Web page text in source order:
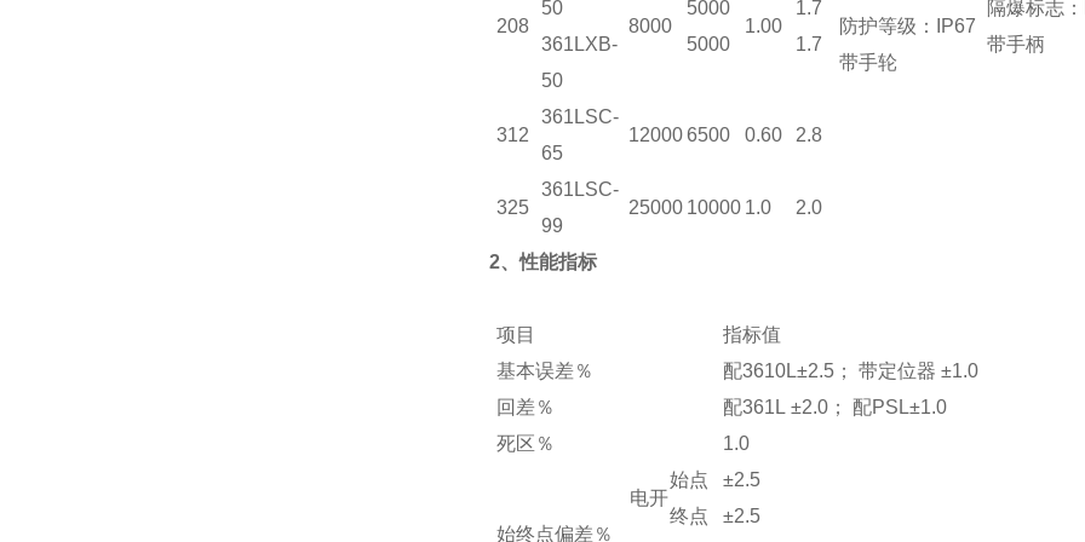
防护等级：IP67
带手轮
隔爆标志
带手柄
208
50
361LXB-
50
8000
5000
5000
1.00
1.7
1.7
312
361LSC-
65
120006500 0.60 2.8
325
361LSC-
99
25000 10000 1.0 2.0
2、性能指标
项目
指标值
基本误差％
配3610L±2.5； 带定位器 ±1.0
回差％
配361L ±2.0； 配PSL±1.0
死区％
1.0
始终点偏差％
电开
始点
±2.5
终点
±2.5